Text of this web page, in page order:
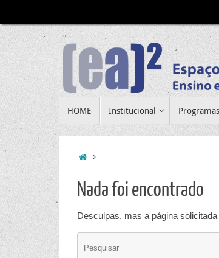
para
conteúdo
para
conteúdo
HOME Institucional Programas
Home
Nada foi encontrado
Desculpas, mas a página